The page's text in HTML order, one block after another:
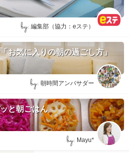
by: 編集部（協力：eステ）
お気に入りの朝の過ごし方」
by: 朝時間アンバサダー
と朝ごはん
by: Mayu*